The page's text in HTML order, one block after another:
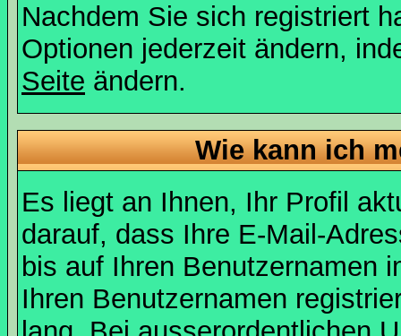
Nachdem Sie sich registriert
Optionen jederzeit ändern,
Seite ändern.
Wie kann ich
Es liegt an Ihnen, Ihr Profil
darauf, dass Ihre E-Mail-
bis auf Ihren Benutzernamen
Ihren Benutzernamen